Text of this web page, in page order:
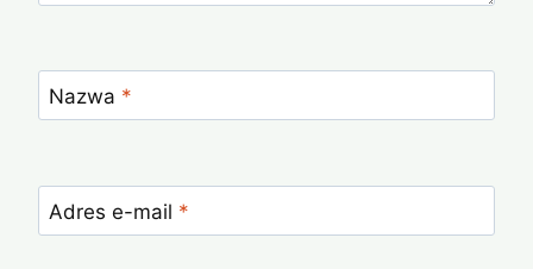
Nazwa *
Adres e-mail *